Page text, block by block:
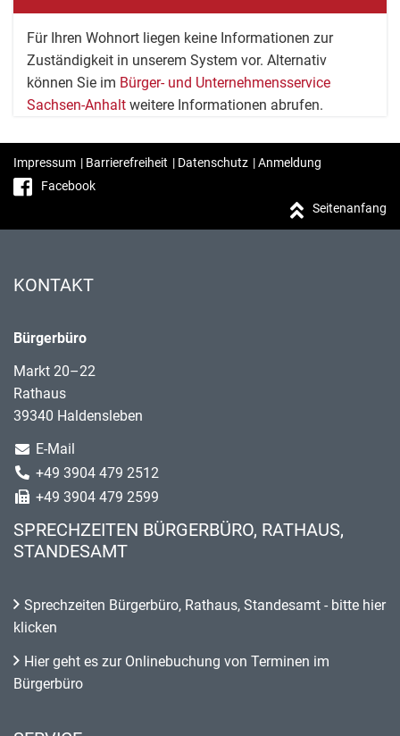
Für Ihren Wohnort liegen keine Informationen zur
Zuständigkeit in unserem System vor. Alternativ
können Sie im Bürger- und Unternehmensservice
Sachsen-Anhalt weitere Informationen abrufen.
Impressum | Barrierefreiheit | Datenschutz |Anmeldung
Facebook
Seitenanfang
KONTAKT
Bürgerbüro
Markt 20–22
Rathaus
39340 Haldensleben
E-Mail
+49 3904 479 2512
+49 3904 479 2599
SPRECHZEITEN BÜRGERBÜRO, RATHAUS,
STANDESAMT
Sprechzeiten Bürgerbüro, Rathaus, Standesamt - bitte hier
klicken
Hier geht es zur Onlinebuchung von Terminen im
Bürgerbüro